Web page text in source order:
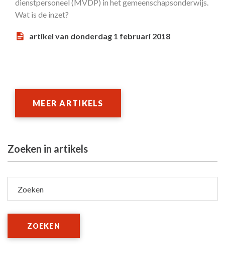
dienstpersoneel (MVDP) in het gemeenschapsonderwijs.
Wat is de inzet?
artikel van donderdag 1 februari 2018
MEER ARTIKELS
Zoeken in artikels
Zoeken
ZOEKEN